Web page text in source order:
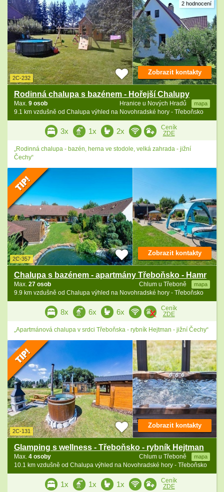
2 hodnocení
2C-232
Rodinná chalupa s bazénem - Hořejší Chalupy
Hranice u Nových Hradů mapa
Max. 9 osob
9.1 km vzdušně od Chalupa výhled na Novohradské hory - Třeboňsko
Zobrazit kontakty
3x 1x 2x
Ceník
ZDE
„Rodinná chalupa - bazén, herna ve stodole, velká zahrada - jižní
Čechy“
2C-357
Chalupa s bazénem - apartmány Třeboňsko - Hamr
Chlum u Třeboně mapa
Max. 27 osob
9.9 km vzdušně od Chalupa výhled na Novohradské hory - Třeboňsko
Zobrazit kontakty
8x 6x 6x
Ceník
ZDE
„Apartmánová chalupa v srdci Třeboňska - rybník Hejtman - jižní Čechy“
2C-131
Glamping s wellness - Třeboňsko - rybník Hejtman
Chlum u Třeboně mapa
Max. 4 osoby
10.1 km vzdušně od Chalupa výhled na Novohradské hory - Třeboňsko
Zobrazit kontakty
1x 1x 1x
Ceník
ZDE